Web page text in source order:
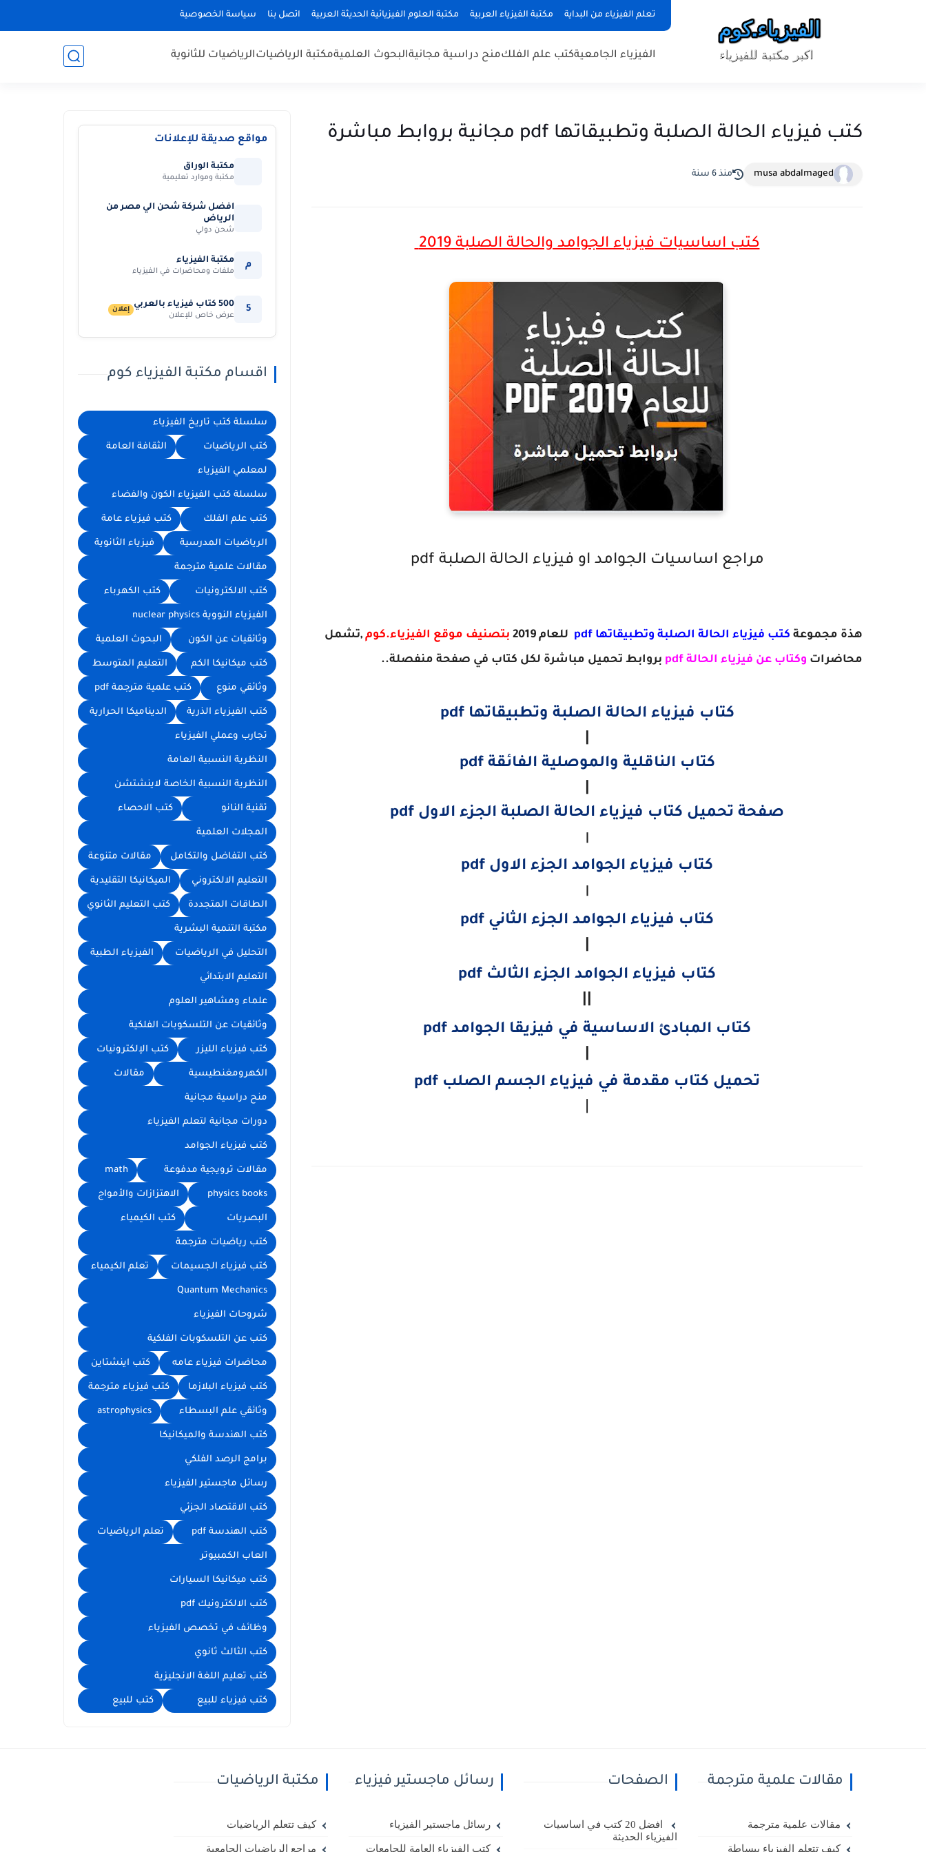
تعلم الفيزياء من البداية مكتبة الفيزياء العربية مكتبة العلوم الفيزيائية الحديثة العربية اتصل بنا سياسة الخصوصية
الفيزياء الجامعيةكتب علم الفلكمنح دراسية مجانيةالبحوث العلميةمكتبة الرياضياتالرياضيات للثانوية
كتب فيزياء الحالة الصلبة وتطبيقاتها pdf مجانية بروابط مباشرة
musa abdalmaged منذ 6 سنة
كتب اساسيات فيزياء الجوامد والحالة الصلبة 2019
مراجع اساسيات الجوامد او فيزياء الحالة الصلبة pdf
هذة مجموعة كتب فيزياء الحالة الصلبة وتطبيقاتها pdf للعام 2019 بتصنيف موقع الفيزياء.كوم ,تشمل
محاضرات وكتاب عن فيزياء الحالة pdf بروابط تحميل مباشرة لكل كتاب في صفحة منفصلة..
كتاب فيزياء الحالة الصلبة وتطبيقاتها pdf
كتاب الناقلية والموصلية الفائقة pdf
صفحة تحميل كتاب فيزياء الحالة الصلبة الجزء الاول pdf
كتاب فيزياء الجوامد الجزء الاول pdf
كتاب فيزياء الجوامد الجزء الثاني pdf
كتاب فيزياء الجوامد الجزء الثالث pdf
كتاب المبادئ الاساسية في فيزيقا الجوامد pdf
تحميل كتاب مقدمة في فيزياء الجسم الصلب pdf
مواقع صديقة للإعلانات
مكتبة الوراق
مكتبة وموارد تعليمية
افضل شركة شحن الي مصر من
الرياض
شحن دولي
م مكتبة الفيزياء
ملفات ومحاضرات في الفيزياء
5 500 كتاب فيزياء بالعربي
عرض خاص للإعلان
إعلان
اقسام مكتبة الفيزياء كوم
سلسلة كتب تاريخ الفيزياء
كتب الرياضيات الثقافة العامة
لمعلمي الفيزياء
سلسلة كتب الفيزياء الكون والفضاء
كتب علم الفلك كتب فيزياء عامة
الرياضيات المدرسية فيزياء الثانوية
مقالات علمية مترجمة
كتب الالكترونيات كتب الكهرباء
الفيزياء النووية nuclear physics
وثائقيات عن الكون البحوث العلمية
كتب ميكانيكا الكم التعليم المتوسط
وثائقي منوع كتب علمية مترجمة pdf
كتب الفيزياء الذرية الديناميكا الحرارية
تجارب وعملي الفيزياء
النظرية النسبية العامة
النظرية النسبية الخاصة لاينشتشن
تقنية النانو كتب الاحصاء
المجلات العلمية
كتب التفاضل والتكامل مقالات متنوعة
التعليم الالكتروني الميكانيكا التقليدية
الطاقات المتجددة كتب التعليم الثانوي
مكتبة التنمية البشرية
التحليل في الرياضيات الفيزياء الطبية
التعليم الابتدائي
علماء ومشاهير العلوم
وثائقيات عن التلسكوبات الفلكية
كتب فيزياء الليزر كتب الإلكترونيات
الكهرومغنطيسية مقالات
منح دراسية مجانية
دورات مجانية لتعلم الفيزياء
كتب فيزياء الجوامد
مقالات ترويجية مدفوعة math
physics books الاهتزازات والأمواج
البصريات كتب الكيمياء
كتب رياضيات مترجمة
كتب فيزياء الجسيمات تعلم الكيمياء
Quantum Mechanics
شروحات الفيزياء
كتب عن التلسكوبات الفلكية
محاضرات فيزياء عامه كتب اينشتاين
كتب فيزياء البلازما كتب فيزياء مترجمة
وثائقي علم البسطاء astrophysics
كتب الهندسة والميكانيكا
برامج الرصد الفلكي
رسائل ماجستير الفيزياء
كتب الاقتصاد الجزئي
كتب الهندسة pdf تعلم الرياضيات
العاب الكمبيوتر
كتب ميكانيكا السيارات
كتب الالكترونيك pdf
وظائف في تخصص الفيزياء
كتب الثالث ثانوي
كتب تعليم اللغة الانجليزية
كتب فيزياء للبيع كتب للبيع
مقالات علمية مترجمة
مقالات علمية مترجمة
كيف تتعلم الفيزياء ببساطة
الصفحات
افضل 20 كتب في اساسيات
الفيزياء الحديثة
رسائل ماجستير فيزياء
رسائل ماجستير الفيزياء
كتب الفيزياء العامة للجامعات
مكتبة الرياضيات
كيف تتعلم الرياضيات
مراجع الرياضيات الجامعية